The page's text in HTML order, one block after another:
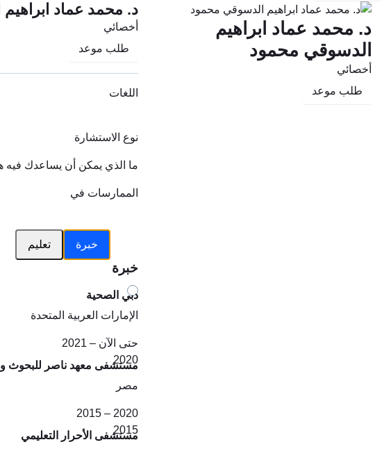
د. محمد عماد ابراهيم
الدسوقي محمود
أخصائي
طلب موعد
د. محمد عماد
أخصائي
طلب موعد
اللغات
نوع الاستشارة
ما الذي يمكن أن يساعدك فيه
الممارسات في
خبرة
تعليم
خبرة
دبي الصحية
الإمارات العربية المتحدة
2021 – حتى الآن
2020
مستشفى معهد ناصر للبحوث
مصر
2015 – 2020
2015
مستشفى الأحرار التعليمي